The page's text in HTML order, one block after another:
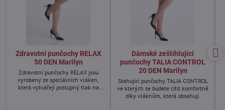
Zdravotní punčochy RELAX
50 DEN Marilyn
Zdravotní punčochy RELAX jsou
vyrobeny ze speciálních vláken,
která vytvářejí postupný tlak na
Dámské zeštíhlující
punčochy TALIA CONTROL
20 DEN Marilyn
Stahující punčochy TALIA CONTROL
ve kterých se budete cítit komfortně
díky vláknům, která obsahují.